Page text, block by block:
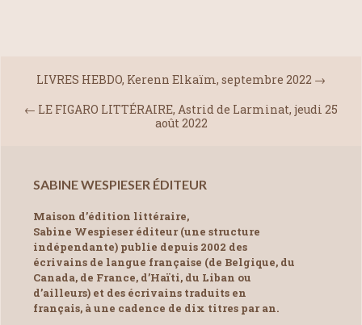
LIVRES HEBDO, Kerenn Elkaïm, septembre 2022 →
← LE FIGARO LITTÉRAIRE, Astrid de Larminat, jeudi 25
août 2022
SABINE WESPIESER ÉDITEUR
Maison d’édition littéraire,
Sabine Wespieser éditeur (une structure
indépendante) publie depuis 2002 des
écrivains de langue française (de Belgique, du
Canada, de France, d’Haïti, du Liban ou
d’ailleurs) et des écrivains traduits en
français, à une cadence de dix titres par an.